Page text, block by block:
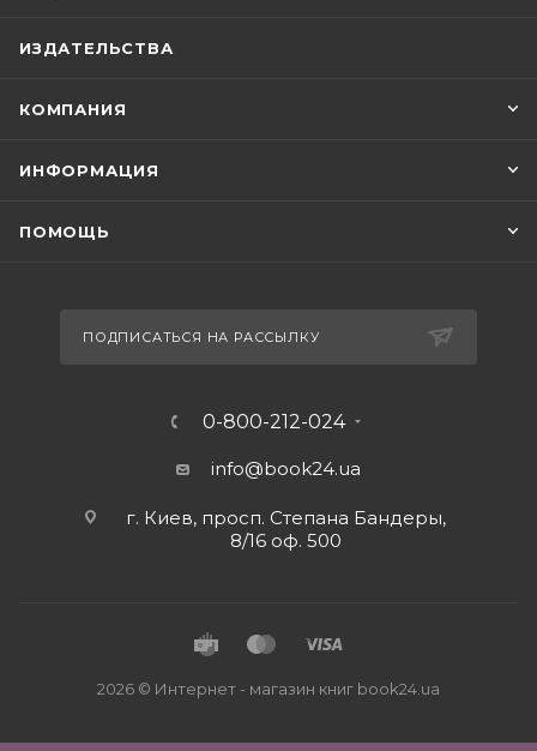
ИЗДАТЕЛЬСТВА
КОМПАНИЯ
ИНФОРМАЦИЯ
ПОМОЩЬ
ПОДПИСАТЬСЯ НА РАССЫЛКУ
0-800-212-024
info@book24.ua
г. Киев, просп. Степана Бандеры,
8/16 оф. 500
2026 © Интернет - магазин книг book24.ua